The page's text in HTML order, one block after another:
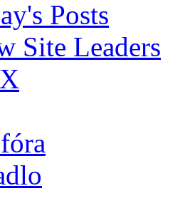
Posts
Site Leaders